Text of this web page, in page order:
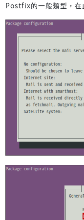
Postfix的一般類型，在